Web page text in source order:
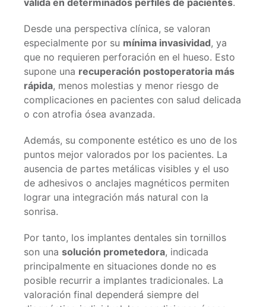
válida en determinados perfiles de pacientes.
Desde una perspectiva clínica, se valoran
especialmente por su mínima invasividad, ya
que no requieren perforación en el hueso. Esto
supone una recuperación postoperatoria más
rápida, menos molestias y menor riesgo de
complicaciones en pacientes con salud delicada
o con atrofia ósea avanzada.
Además, su componente estético es uno de los
puntos mejor valorados por los pacientes. La
ausencia de partes metálicas visibles y el uso
de adhesivos o anclajes magnéticos permiten
lograr una integración más natural con la
sonrisa.
Por tanto, los implantes dentales sin tornillos
son una solución prometedora, indicada
principalmente en situaciones donde no es
posible recurrir a implantes tradicionales. La
valoración final dependerá siempre del